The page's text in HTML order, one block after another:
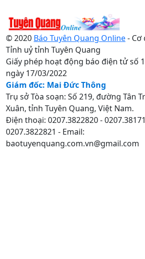
© 2020 Báo Tuyên Quang Online- Cơ
Tỉnh uỷ tỉnh Tuyên Quang
Giấy phép hoạt động báo điện tử số
ngày 17/03/2022
Giám đốc: Mai Đức Thông
Trụ sở Tòa soạn: Số 219, đường Tân
Xuân, tỉnh Tuyên Quang, Việt Nam.
Điện thoại: 0207.3822820 -
0207.3822821 - Email:
baotuyenquang.com.vn@gmail.com